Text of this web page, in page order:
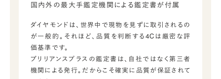
国内外の最大手鑑定機関による鑑定書が付属
ダイヤモンドは、世界中で現物を見ずに取引されるの
が一般的。それほど、品質を判断する4Cは厳密な評
価基準です。
ブリリアンスプラスの鑑定書は、自社ではなく第三者
機関による発行。だからこそ確実に品質が保証されて